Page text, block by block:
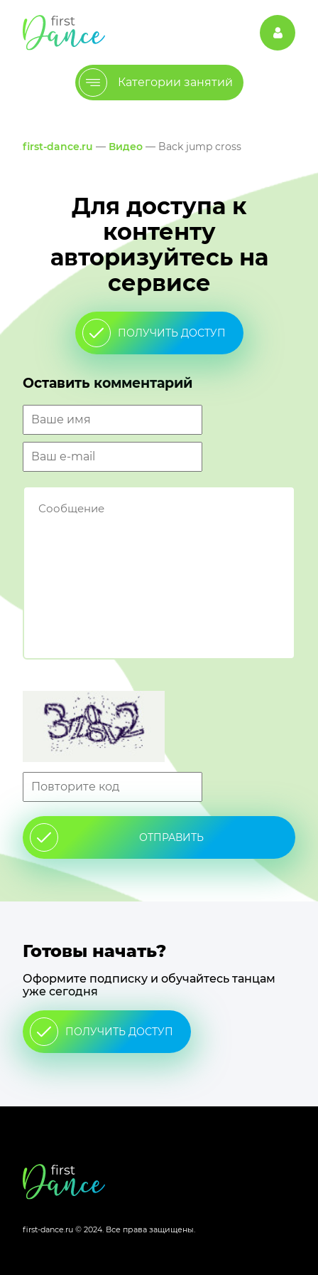
Категории занятий
first-dance.ru — Видео — Back jump cross
Для доступа к
контенту
авторизуйтесь на
сервисе
ПОЛУЧИТЬ ДОСТУП
Оставить комментарий
ОТПРАВИТЬ
Готовы начать?
Оформите подписку и обучайтесь танцам
уже сегодня
ПОЛУЧИТЬ ДОСТУП
Футер
сайта
first-dance.ru © 2024. Все права защищены.